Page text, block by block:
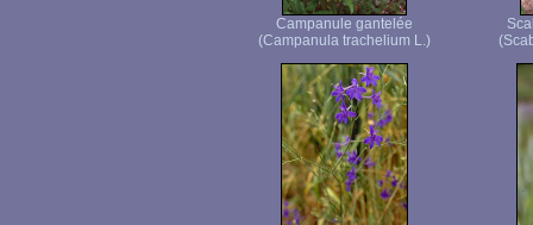
Campanule gantelée
(Campanula trachelium L.)